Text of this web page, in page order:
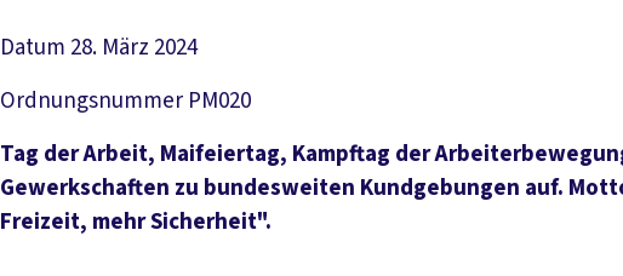
Datum 28. März 2024
Ordnungsnummer PM020
Tag der Arbeit, Maifeiertag, Kampftag der
Gewerkschaften zu bundesweiten Kundgebungen auf.
Freizeit, mehr Sicherheit".